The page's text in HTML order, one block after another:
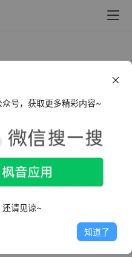
日
Earth 3D Live Wallpaper
壁纸_3.0
号，获取更多精彩内容~
请见谅~
知道了